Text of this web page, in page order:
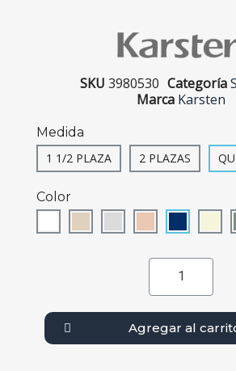
SKU 3980530 Categoría
Marca Karsten
Medida
1 1/2 PLAZA
2 PLAZAS
Color
Agregar al